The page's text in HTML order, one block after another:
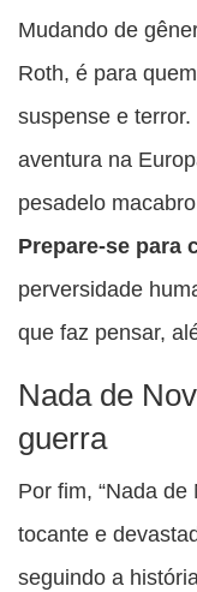
Mudando de
Roth, é para
suspense e
aventura na
pesadelo
Prepare-se para
perversidade
que faz pensar,
Nada de
guerra
Por fim, “Nada
tocante e
seguindo a